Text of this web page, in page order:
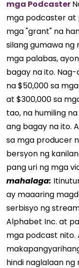
mga Podcaster
mga podcaster at
mga "grant" na
silang gumawa ng
mga palabas,
bagay na ito.
na $50,000 sa
at $300,000 sa
tao, na humiling
ang bagay na ito.
sa mga producer
bersyon ng
pang uri ng mga
mahalaga:
ay maaaring
serbisyo ng
Alphabet Inc. at
mga podcast nito.
hindi naglalaan